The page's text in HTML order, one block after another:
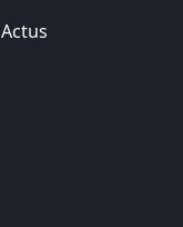
Actus